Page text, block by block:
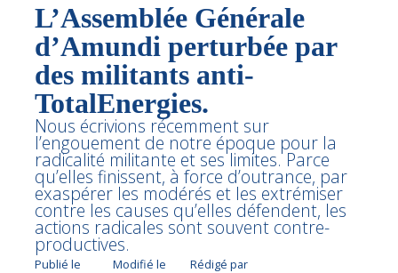
L’Assemblée Générale
d’Amundi perturbée par
des militants anti-
TotalEnergies.
Nous écrivions récemment sur
l’engouement de notre époque pour la
radicalité militante et ses limites. Parce
qu’elles finissent, à force d’outrance, par
exaspérer les modérés et les extrémiser
contre les causes qu’elles défendent, les
actions radicales sont souvent contre-
productives.
Publié le Modifié le Rédigé par